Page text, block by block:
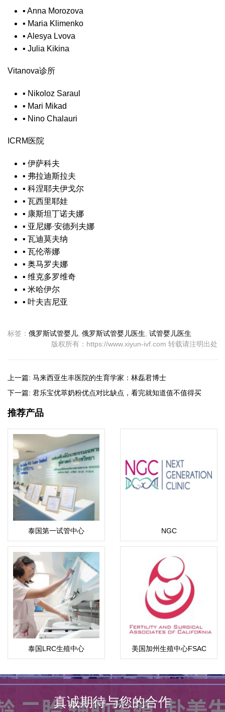
▪ Anna Morozova
▪ Maria Klimenko
▪ Alesya Lvova
▪ Julia Kikina
Vitanova诊所
▪ Nikoloz Saraul
▪ Mari Mikad
▪ Nino Chalauri
ICRM医院
▪ 伊萨科夫
▪ 弗拉迪斯拉夫
▪ 科涅耶夫伊戈尔
▪ 瓦西里耶娃
▪ 康斯坦丁诺夫娜
▪ 亚尼娜·安德列夫娜
▪ 瓦迪莫夫纳
▪ 瓦伦蒂娜
▪ 奥马罗夫娜
▪ 维克多罗维奇
▪ 米哈伊尔
▪ 叶夫吉尼亚
标签： 俄罗斯试管婴儿, 俄罗斯试管婴儿医生, 试管婴儿医生
版权所有：https://www.xiyun-ivf.com 转载请注明出处
上一篇: 马来西亚生丰医院的生育学家：林磊君博士
下一篇: 君乐宝优萃奶粉优点对比缺点，看完就知道值不值得买
推荐产品
泰国第一试管中心 NGC
泰国LRC生殖中心 美国加州生殖中心FSAC
真诚期待与您的合作